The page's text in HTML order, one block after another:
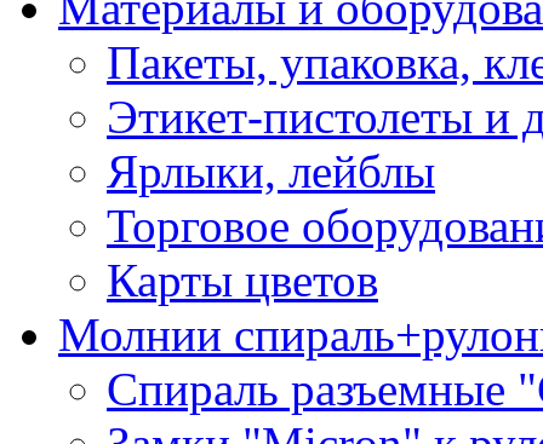
Пакеты, упаковка,
Этикет-пистолеты и
Ярлыки, лейблы
Торговое
Карты цветов
Молнии
Спираль разъемные